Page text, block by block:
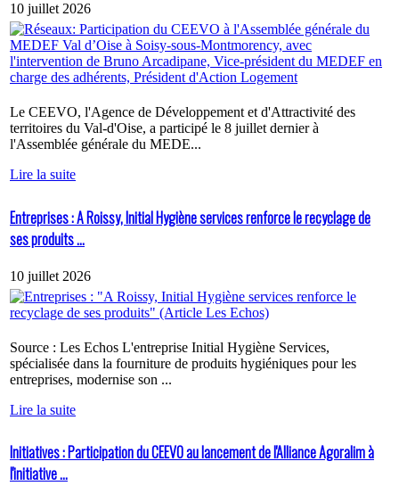
10 juillet 2026
Le CEEVO, l'Agence de Développement et d'Attractivité des
territoires du Val-d'Oise, a participé le 8 juillet dernier à
l'Assemblée générale du MEDE...
Lire la suite
Entreprises : A Roissy, Initial Hygiène services renforce le recyclage de
ses produits ...
10 juillet 2026
Source : Les Echos L'entreprise Initial Hygiène Services,
spécialisée dans la fourniture de produits hygiéniques pour les
entreprises, modernise son ...
Lire la suite
Initiatives : Participation du CEEVO au lancement de l'Alliance Agoralim à
l'initiative ...